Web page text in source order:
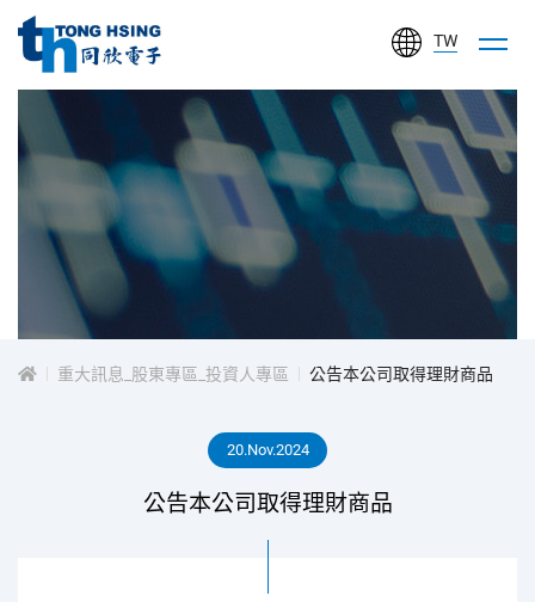
同
欣
電
子
工
份
有
TW
投
人
專
重大訊息_股東專區_投資人專區 公告本公司取得理財商品
20.Nov.2024
公告本公司取得理財商品